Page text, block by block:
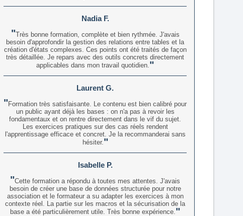
Nadia F.
Très bonne formation, complète et bien rythmée. J'avais
besoin d'approfondir la gestion des relations entre tables et la
création d'états complexes. Ces points ont été traités de façon
très détaillée. Je repars avec des outils concrets directement
applicables dans mon travail quotidien.
Laurent G.
Formation très satisfaisante. Le contenu est bien calibré pour
un public ayant déjà les bases : on n'a pas à revoir les
fondamentaux et on rentre directement dans le vif du sujet.
Les exercices pratiques sur des cas réels rendent
l'apprentissage efficace et concret. Je la recommanderai sans
hésiter.
Isabelle P.
Cette formation a répondu à toutes mes attentes. J'avais
besoin de créer une base de données structurée pour notre
association et le formateur a su adapter les exercices à mon
contexte réel. La partie sur les macros et la sécurisation de la
base a été particulièrement utile. Très bonne expérience.